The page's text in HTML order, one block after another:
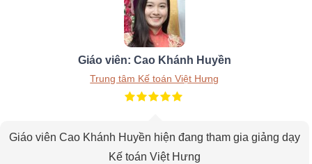
Giáo viên: Cao Khánh Huyền
Trung tâm Kế toán Việt Hưng
Giáo viên Cao Khánh Huyền hiện đang tham gia giảng dạy
Kế toán Việt Hưng